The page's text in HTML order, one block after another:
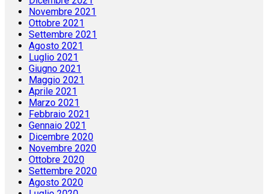
Novembre 2021
Ottobre 2021
Settembre 2021
Agosto 2021
Luglio 2021
Giugno 2021
Maggio 2021
Aprile 2021
Marzo 2021
Febbraio 2021
Gennaio 2021
Dicembre 2020
Novembre 2020
Ottobre 2020
Settembre 2020
Agosto 2020